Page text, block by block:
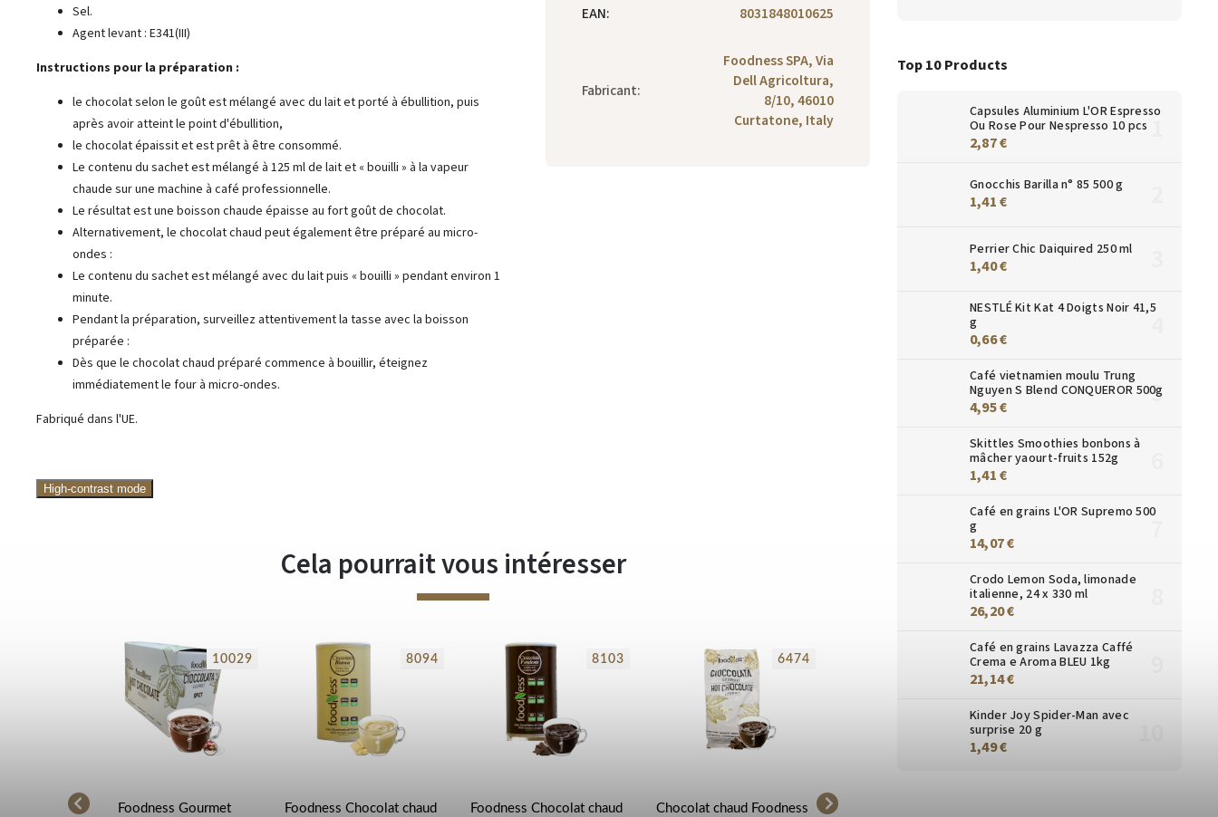
Top 10 Products
Capsules Aluminium L'OR Espresso
Ou Rose Pour Nespresso 10 pcs
2,87 €
Gnocchis Barilla n° 85 500 g
1,41 €
Perrier Chic Daiquired 250 ml
1,40 €
NESTLÉ Kit Kat 4 Doigts Noir 41,5
g
0,66 €
Café vietnamien moulu Trung
Nguyen S Blend CONQUEROR 500g
4,95 €
Skittles Smoothies bonbons à
mâcher yaourt-fruits 152g
1,41 €
Café en grains L'OR Supremo 500
g
14,07 €
Crodo Lemon Soda, limonade
italienne, 24 x 330 ml
26,20 €
Café en grains Lavazza Caffé
Crema e Aroma BLEU 1kg
21,14 €
Kinder Joy Spider-Man avec
surprise 20 g
1,49 €
Sel.
Agent levant : E341(III)
Instructions pour la préparation :
le chocolat selon le goût est mélangé avec du lait et porté à ébullition, puis
après avoir atteint le point d'ébullition,
le chocolat épaissit et est prêt à être consommé.
Le contenu du sachet est mélangé à 125 ml de lait et « bouilli » à la vapeur
chaude sur une machine à café professionnelle.
Le résultat est une boisson chaude épaisse au fort goût de chocolat.
Alternativement, le chocolat chaud peut également être préparé au micro-
ondes :
Le contenu du sachet est mélangé avec du lait puis « bouilli » pendant environ 1
minute.
Pendant la préparation, surveillez attentivement la tasse avec la boisson
préparée :
Dès que le chocolat chaud préparé commence à bouillir, éteignez
immédiatement le four à micro-ondes.
Fabriqué dans l'UE.
EAN: 8031848010625
Fabricant:
Foodness SPA, Via
Dell Agricoltura,
8/10, 46010
Curtatone, Italy
High-contrast mode
Cela pourrait vous intéresser
Foodness Gourmet
10029
Foodness Chocolat chaud
8094
Foodness Chocolat chaud
8103
Chocolat chaud Foodness
6474 3030